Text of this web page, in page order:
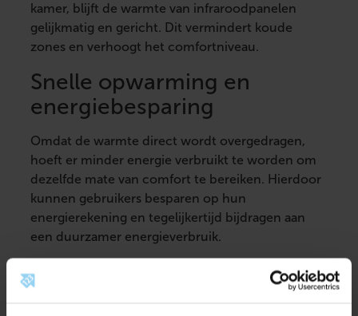
kamer, blijft de warmte van infraroodpanelen
gelijkmatig en gericht. Dit vermindert koude
zones en verhoogt het comfortniveau.
Snelle opwarming en
energiebesparing
Omdat de warmte direct wordt overgedragen,
hoeft er minder energie verbruikt te worden om
dezelfde mate van comfort te bereiken. Hierdoor
kunnen gebruikers besparen op hun
energierekening en tegelijkertijd bijdragen aan
een duurzamer energieverbruik.
Bereik en straalafstand van